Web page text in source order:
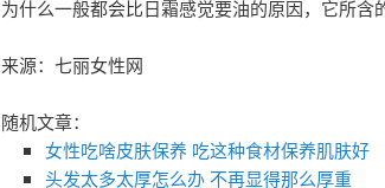
为什么一般都会比日霜感觉要油的原因，它所含
来源：七丽女性网
随机文章：
女性吃啥皮肤保养 吃这种食材保养肌肤好
头发太多太厚怎么办 不再显得那么厚重